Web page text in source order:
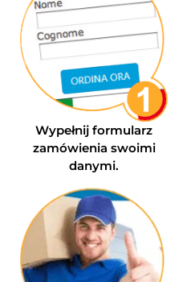
Wypełnij formularz
zamówienia swoimi
danymi.